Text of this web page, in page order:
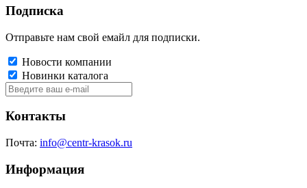
Подписка
Отправьте нам свой емайл для подписки.
Новости компании
Новинки каталога
Контакты
Почта: info@centr-krasok.ru
Информация